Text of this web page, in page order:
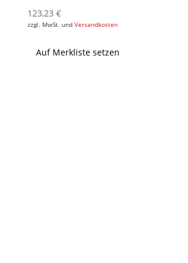
123,23 €
zzgl. MwSt. und Versandkosten
Auf Merkliste setzen